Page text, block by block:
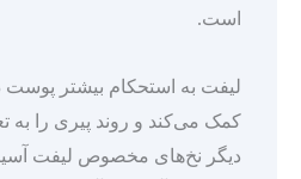
است.
لیفت به استحکام بیشتر پوست
کمک می‌کند و روند پیری را به
دیگر نخ‌های مخصوص لیفت